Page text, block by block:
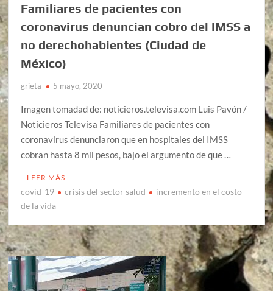
Familiares de pacientes con
coronavirus denuncian cobro del IMSS a
no derechohabientes (Ciudad de
México)
grieta 5 mayo, 2020
Imagen tomadad de: noticieros.televisa.com Luis Pavón /
Noticieros Televisa Familiares de pacientes con
coronavirus denunciaron que en hospitales del IMSS
cobran hasta 8 mil pesos, bajo el argumento de que …
LEER MÁS
covid-19 crisis del sector salud
incremento en el costo
de la vida